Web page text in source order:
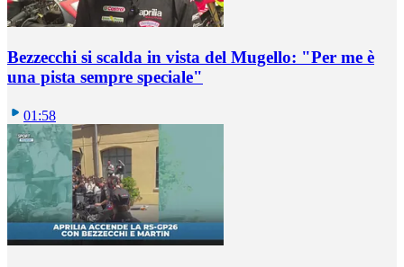
Bezzecchi si scalda in vista del Mugello: "Per me è
una pista sempre speciale"
01:58